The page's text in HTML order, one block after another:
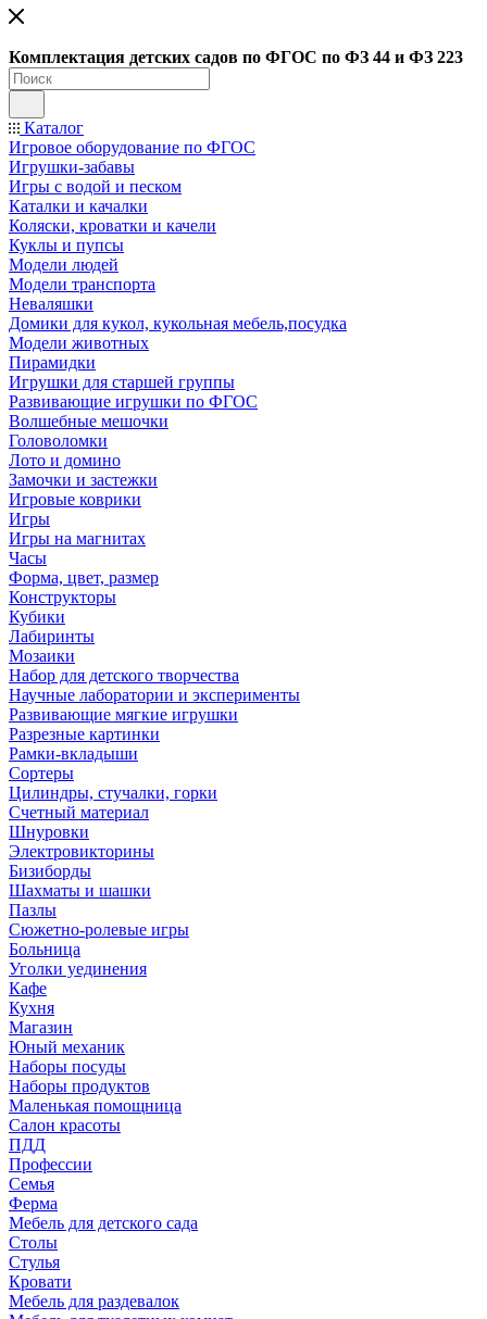
Комплектация детских садов по ФГОC по ФЗ 44 и ФЗ 223
Каталог
Игровое оборудование по ФГОС
Игрушки-забавы
Игры с водой и песком
Каталки и качалки
Коляски, кроватки и качели
Куклы и пупсы
Модели людей
Модели транспорта
Неваляшки
Домики для кукол, кукольная мебель,посудка
Модели животных
Пирамидки
Игрушки для старшей группы
Развивающие игрушки по ФГОС
Волшебные мешочки
Головоломки
Лото и домино
Замочки и застежки
Игровые коврики
Игры
Игры на магнитах
Часы
Форма, цвет, размер
Конструкторы
Кубики
Лабиринты
Мозаики
Набор для детского творчества
Научные лаборатории и эксперименты
Развивающие мягкие игрушки
Разрезные картинки
Рамки-вкладыши
Сортеры
Цилиндры, стучалки, горки
Счетный материал
Шнуровки
Электровикторины
Бизиборды
Шахматы и шашки
Пазлы
Сюжетно-ролевые игры
Больница
Уголки уединения
Кафе
Кухня
Магазин
Юный механик
Наборы посуды
Наборы продуктов
Маленькая помощница
Салон красоты
ПДД
Профессии
Семья
Ферма
Мебель для детского сада
Столы
Cтулья
Кровати
Мебель для раздевалок